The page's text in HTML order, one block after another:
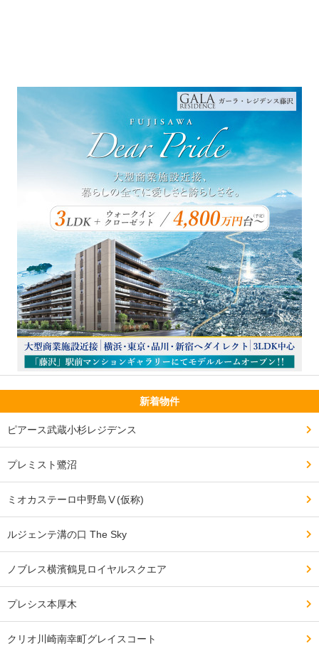
新着物件
ピアース武蔵小杉レジデンス
プレミスト鷺沼
ミオカステーロ中野島Ⅴ(仮称)
ルジェンテ溝の口 The Sky
ノブレス横濱鶴見ロイヤルスクエア
プレシス本厚木
クリオ川崎南幸町グレイスコート